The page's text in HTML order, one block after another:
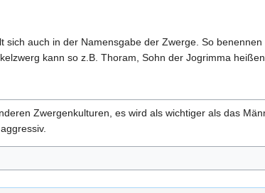
auch in der Namensgabe der Zwerge. So
kann so z.B. Thoram, Sohn der Jogrimma
Zwergenkulturen, es wird als wichtiger als das